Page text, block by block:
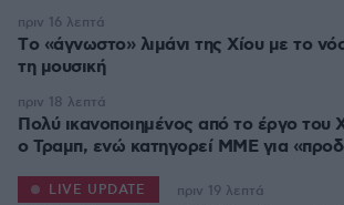
Tο «άγνωστο» λιμάνι της Χίου με το
τη μουσική
πριν 16 λεπτά
Πολύ ικανοποιημένος από το έργο του
ο Τραμπ, ενώ κατηγορεί ΜΜΕ για
πριν 18 λεπτά
LIVE UPDATE πριν 19 λεπτά